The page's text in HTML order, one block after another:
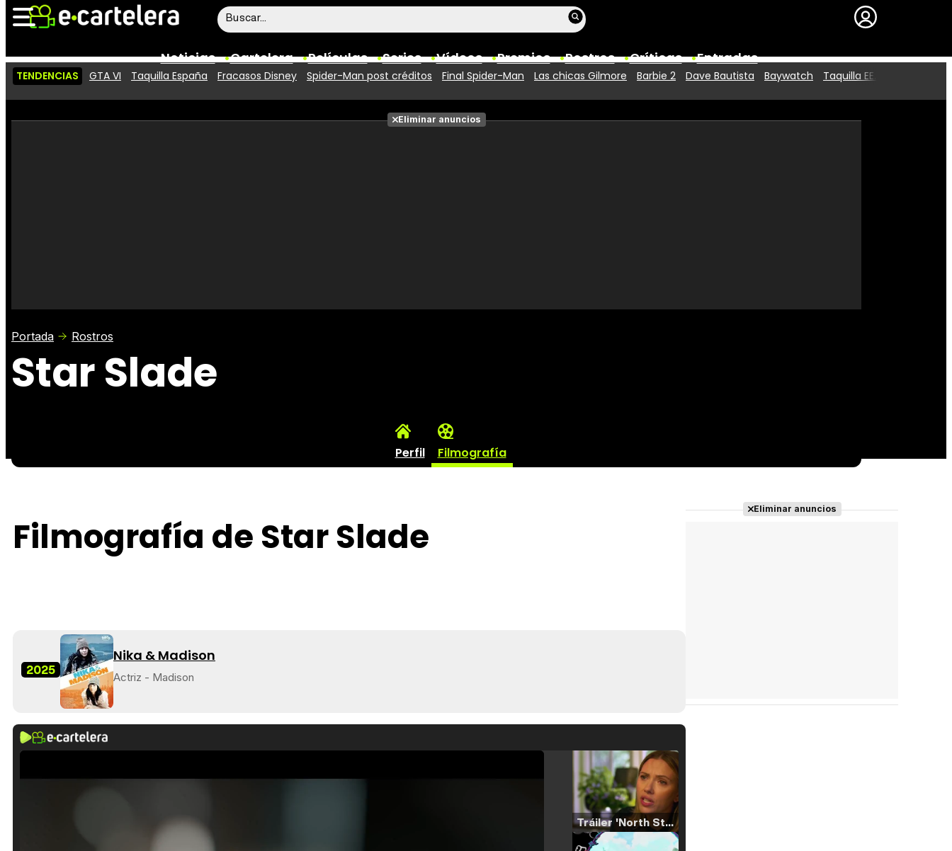
Noticias Cartelera Películas Series Vídeos Premios Rostros Críticas Entradas
Vídeos
Taquilla Fotos
Premios
TENDENCIAS GTA VI Taquilla España Fracasos Disney Spider-Man post créditos Final Spider-Man Las chicas Gilmore Barbie 2 Dave Bautista Baywatch Taquilla EE.UU.
Eliminar anuncios
Portada Rostros
Star Slade
Perfil Filmografía
Filmografía de Star Slade
2025
Nika & Madison
Actriz - Madison
Tráiler 'North Star' (2023)
Eliminar anuncios